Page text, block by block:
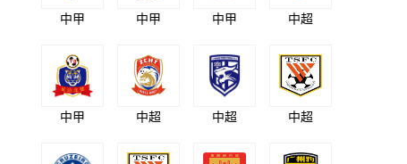
中甲 中甲 中甲 中超
中甲 中超 中超 中超